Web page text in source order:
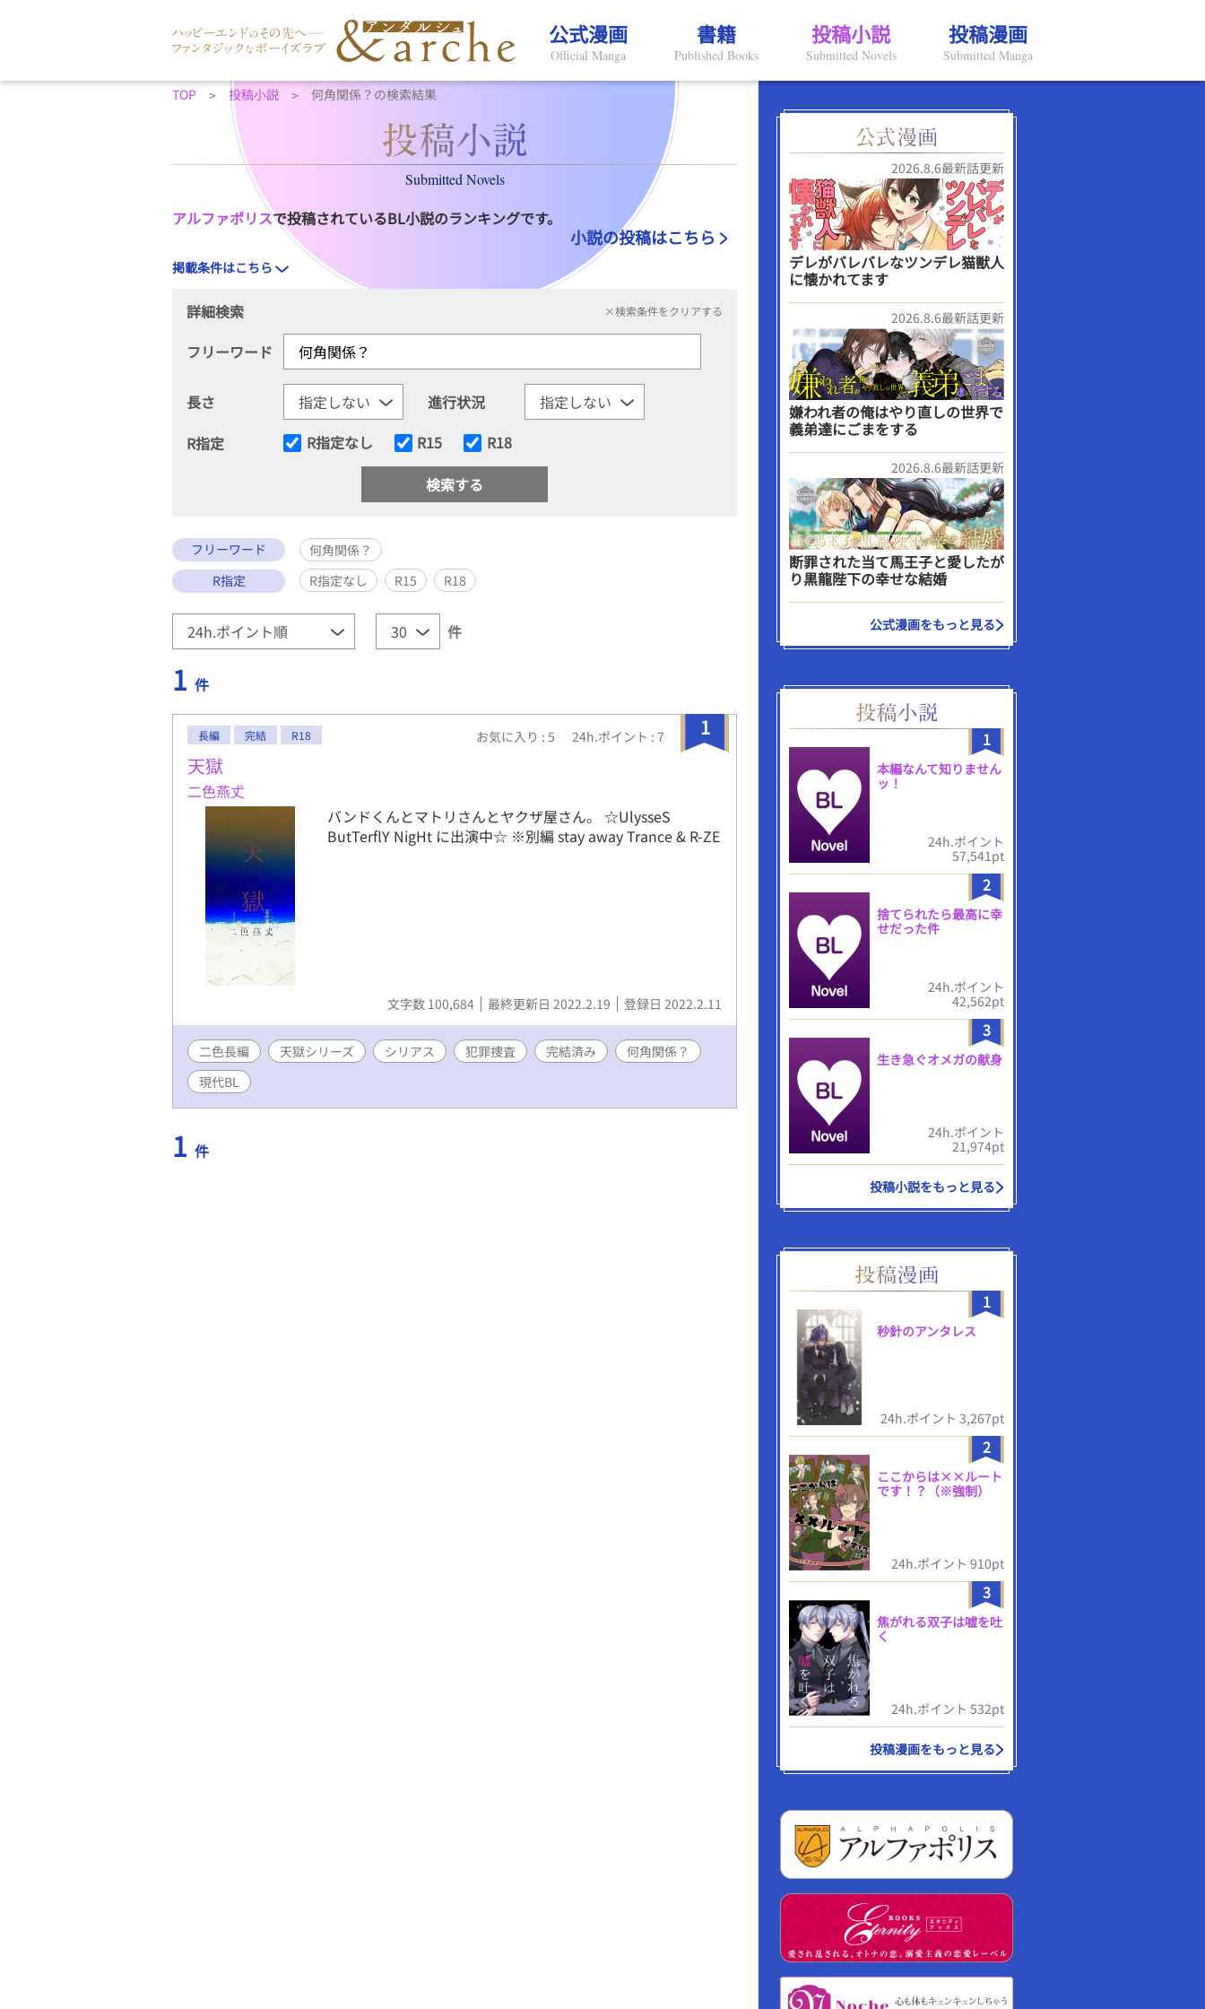
公式漫画
Official Manga
書籍
Published Books
投稿小説
Submitted Novels
投稿漫画
Submitted Manga
TOP 投稿小説 何角関係？の検索結果
Submitted Novels
アルファポリスで投稿されているBL小説のランキングです。
小説の投稿はこちら
掲載条件はこちら
詳細検索 ×検索条件をクリアする
フリーワード
長さ
進行状況
R指定
R指定なし R15 R18
フリーワード
何角関係？
R指定
R指定なし R15 R18
件
1 件
1
長編 完結 R18 お気に入り : 5 24h.ポイント : 7
天獄
二色燕𠀋
バンドくんとマトリさんとヤクザ屋さん。 ☆UlysseS
ButTerflY NigHt に出演中☆ ※別編 stay away Trance & R-ZE
文字数 100,684 最終更新日 2022.2.19 登録日 2022.2.11
二色長編 天獄シリーズ シリアス 犯罪捜査 完結済み
何角関係？
現代BL
1 件
2026.8.6最新話更新
デレがバレバレなツンデレ猫獣人
に懐かれてます
2026.8.6最新話更新
嫌われ者の俺はやり直しの世界で
義弟達にごまをする
2026.8.6最新話更新
断罪された当て馬王子と愛したが
り黒龍陛下の幸せな結婚
公式漫画をもっと見る
1
本編なんて知りません
ッ！
24h.ポイント
57,541pt
2
捨てられたら最高に幸
せだった件
24h.ポイント
42,562pt
3
生き急ぐオメガの献身
24h.ポイント
21,974pt
投稿小説をもっと見る
1
秒針のアンタレス
24h.ポイント 3,267pt
2
ここからは××ルート
です！？（※強制）
24h.ポイント 910pt
3
焦がれる双子は嘘を吐
く
24h.ポイント 532pt
投稿漫画をもっと見る